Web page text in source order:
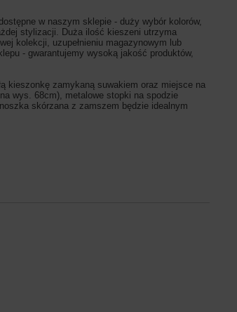
w naszym sklepie - duży wybór kolorów,
stylizacji. Duża ilość kieszeni utrzyma
kolekcji, uzupełnieniu magazynowym lub
- gwarantujemy wysoką jakość produktów,
kieszonkę zamykaną suwakiem oraz miejsce na
wys. 68cm), metalowe stopki na spodzie
skórzana z zamszem będzie idealnym